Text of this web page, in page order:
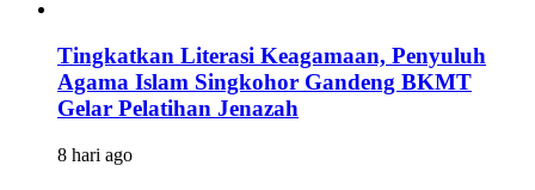
Tingkatkan Literasi Keagamaan, Penyuluh
Agama Islam Singkohor Gandeng BKMT
Gelar Pelatihan Jenazah
8 hari ago